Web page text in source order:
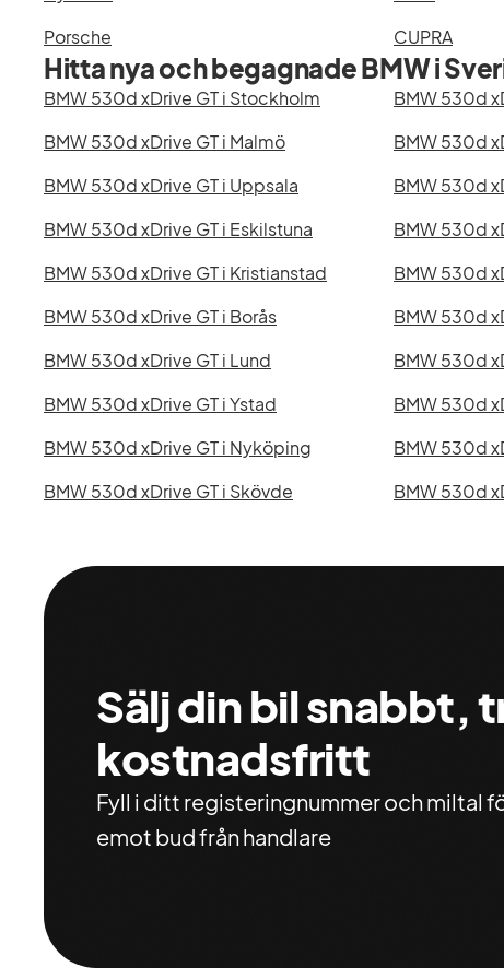
Porsche
CUPRA
Hitta nya och begagnade BMW i
BMW 530d xDrive GT i Stockholm BMW 530d
BMW 530d xDrive GT i Malmö
BMW 530d
BMW 530d xDrive GT i Uppsala
BMW 530d
BMW 530d xDrive GT i Eskilstuna
BMW 530d
BMW 530d xDrive GT i Kristianstad
BMW 530d
BMW 530d xDrive GT i Borås
BMW 530d
BMW 530d xDrive GT i Lund
BMW 530d
BMW 530d xDrive GT i Ystad
BMW 530d
BMW 530d xDrive GT i Nyköping
BMW 530d
BMW 530d xDrive GT i Skövde
BMW 530d
Sälj din bil snabbt,
kostnadsfritt
Fyll i ditt registeringnummer och miltal
emot bud från handlare